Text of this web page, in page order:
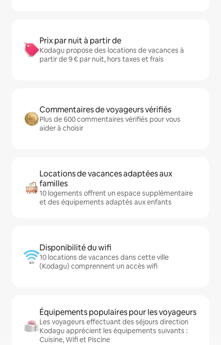
Prix par nuit à partir de
Kodagu propose des locations de vacances à
partir de 9 € par nuit, hors taxes et frais
Commentaires de voyageurs vérifiés
Plus de 600 commentaires vérifiés pour vous
aider à choisir
Locations de vacances adaptées aux
familles
10 logements offrent un espace supplémentaire
et des équipements adaptés aux enfants
Disponibilité du wifi
10 locations de vacances dans cette ville
(Kodagu) comprennent un accès wifi
Équipements populaires pour les voyageurs
Les voyageurs effectuant des séjours direction
Kodagu apprécient les équipements suivants :
Cuisine, Wifi et Piscine